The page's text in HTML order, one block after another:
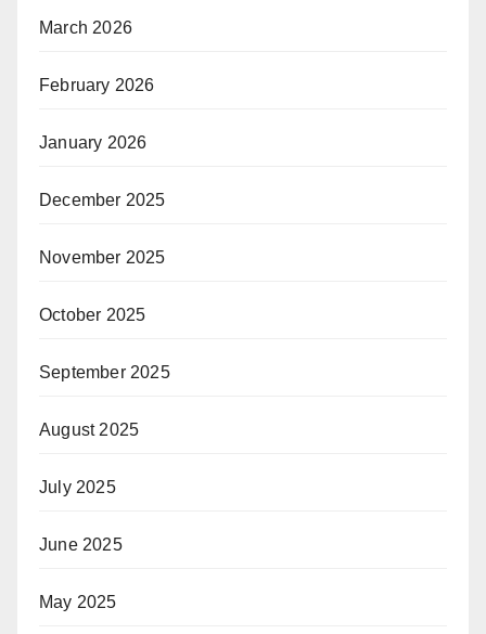
March 2026
February 2026
January 2026
December 2025
November 2025
October 2025
September 2025
August 2025
July 2025
June 2025
May 2025